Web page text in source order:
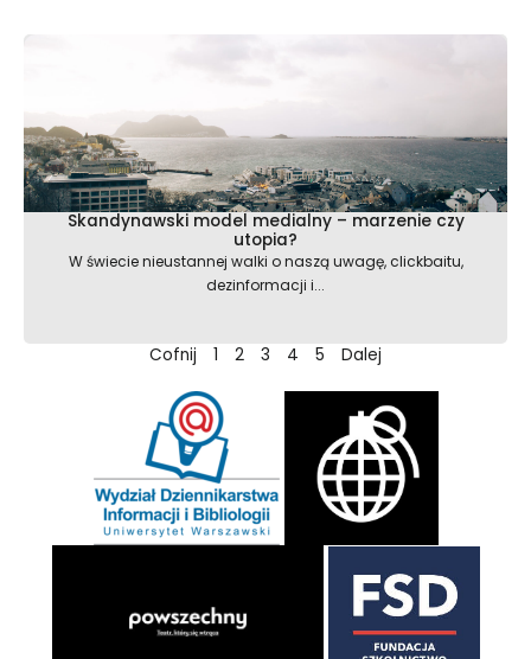
Skandynawski model medialny – marzenie czy
utopia?
W świecie nieustannej walki o naszą uwagę, clickbaitu,
dezinformacji i...
Cofnij 1 2 3 4 5 Dalej